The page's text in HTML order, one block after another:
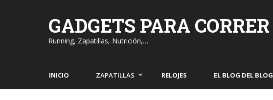
GADGETS PARA CORRER
Running, Zapatillas, Nutrición,…
INICIO ZAPATILLAS RELOJES EL BLOG DEL BLOG